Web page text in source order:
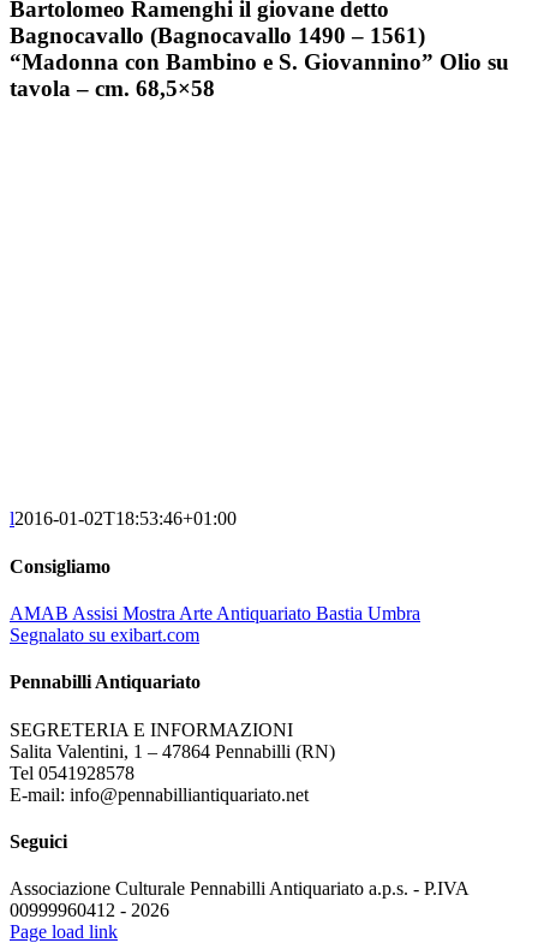
Bartolomeo Ramenghi il giovane detto
Bagnocavallo (Bagnocavallo 1490 – 1561)
“Madonna con Bambino e S. Giovannino” Olio su
tavola – cm. 68,5×58
l2016-01-02T18:53:46+01:00
Consigliamo
AMAB Assisi Mostra Arte Antiquariato Bastia Umbra
Segnalato su exibart.com
Pennabilli Antiquariato
SEGRETERIA E INFORMAZIONI
Salita Valentini, 1 – 47864 Pennabilli (RN)
Tel 0541928578
E-mail: info@pennabilliantiquariato.net
Seguici
Associazione Culturale Pennabilli Antiquariato a.p.s. - P.IVA
00999960412 - 2026
Page load link